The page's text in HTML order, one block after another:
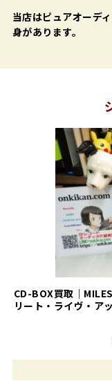
当店はピュアオーデ
身があります。
CD-BOX買取｜
リート・ライヴ・ア